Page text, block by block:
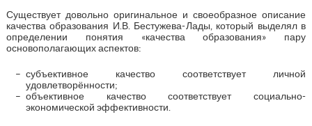
Существует довольно оригинальное и своеобразное описание
качества образования И.В. Бестужева-Лады, который выделял в
определении понятия «качества образования» пару
основополагающих аспектов:
субъективное качество соответствует личной
удовлетворённости;
объективное качество соответствует социально-
экономической эффективности.